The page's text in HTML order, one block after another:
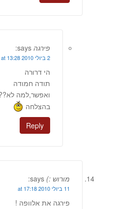
פירגה says:
2 ביולי 2010 at 13:28
הי דרורה
תודה חמודה
ואפשר,למה
בהצלחה
Reply
מורוש :) says:
11 ביולי 2010 at 17:18
פירגה את אלוופה !